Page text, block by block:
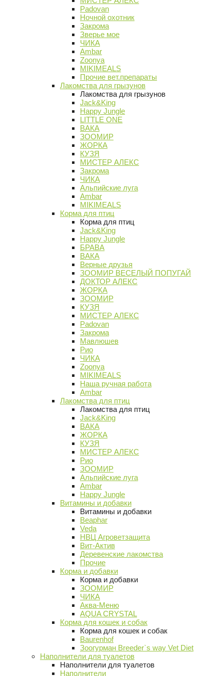
Padovan
Ночной охотник
Закрома
Зверье мое
ЧИКА
Ambar
Zoonya
MIKIMEALS
Прочие вет.препараты
Лакомства для грызунов
Лакомства для грызунов
Jack&King
Happy Jungle
LITTLE ONE
ВАКА
ЗООМИР
ЖОРКА
КУЗЯ
МИСТЕР АЛЕКС
Закрома
ЧИКА
Альпийские луга
Ambar
MIKIMEALS
Корма для птиц
Корма для птиц
Jack&King
Happy Jungle
БРАВА
ВАКА
Верные друзья
ЗООМИР ВЕСЕЛЫЙ ПОПУГАЙ
ДОКТОР АЛЕКС
ЖОРКА
ЗООМИР
КУЗЯ
МИСТЕР АЛЕКС
Padovan
Закрома
Мавлюшев
Рио
ЧИКА
Zoonya
MIKIMEALS
Наша ручная работа
Ambar
Лакомства для птиц
Лакомства для птиц
Jack&King
ВАКА
ЖОРКА
КУЗЯ
МИСТЕР АЛЕКС
Рио
ЗООМИР
Альпийские луга
Ambar
Happy Jungle
Витамины и добавки
Витамины и добавки
Beaphar
Veda
НВЦ Агроветзащита
Вит-Актив
Деревенские лакомства
Прочие
Корма и добавки
Корма и добавки
ЗООМИР
ЧИКА
Аква-Меню
AQUA CRYSTAL
Корма для кошек и собак
Корма для кошек и собак
Baurenhof
Зоогурман Breeder`s way Vet Diet
Наполнители для туалетов
Наполнители для туалетов
Наполнители